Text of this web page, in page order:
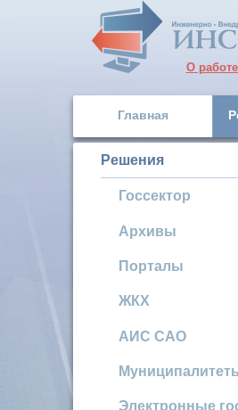
О
Главная
Решения
Госсектор
Архивы
Порталы
ЖКХ
АИС САО
Электронные